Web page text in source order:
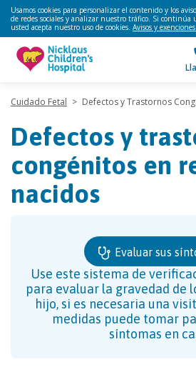
Usamos cookies para personalizar el contenido y los
de redes sociales y analizar nuestro tráfico. Si
usted acepta nuestro uso de cookies. Avisos y
Cuidado Fetal > Defectos y Trastornos
Defectos y
congénitos en
nacidos
Evaluar sus
Use este sistema de
para evaluar la gravedad de
hijo, si es necesaria una
medidas puede tomar
síntomas en